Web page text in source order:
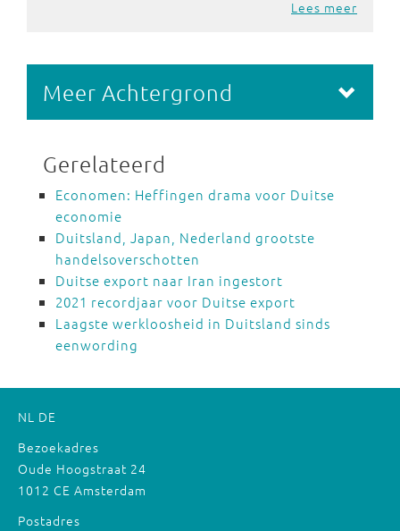
Lees meer
Meer Achtergrond
Gerelateerd
Economen: Heffingen drama voor Duitse
economie
Duitsland, Japan, Nederland grootste
handelsoverschotten
Duitse export naar Iran ingestort
2021 recordjaar voor Duitse export
Laagste werkloosheid in Duitsland sinds
eenwording
NL DE
Bezoekadres
Oude Hoogstraat 24
1012 CE Amsterdam
Postadres